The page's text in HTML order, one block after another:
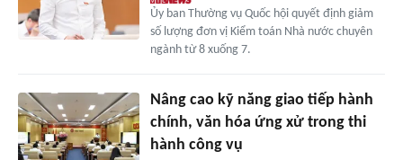
Ủy ban Thường vụ Quốc hội quyết định giảm
số lượng đơn vị Kiểm toán Nhà nước chuyên
ngành từ 8 xuống 7.
Nâng cao kỹ năng giao tiếp hành
chính, văn hóa ứng xử trong thi
hành công vụ